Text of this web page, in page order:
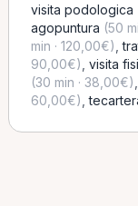
visita podologica
agopuntura (50
min · 120,00€) ,
90,00€) visita
(30 min · 38,00€)
60,00€) ,